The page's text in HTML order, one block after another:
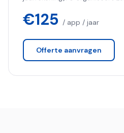
€125 / app / jaar
Offerte aanvragen